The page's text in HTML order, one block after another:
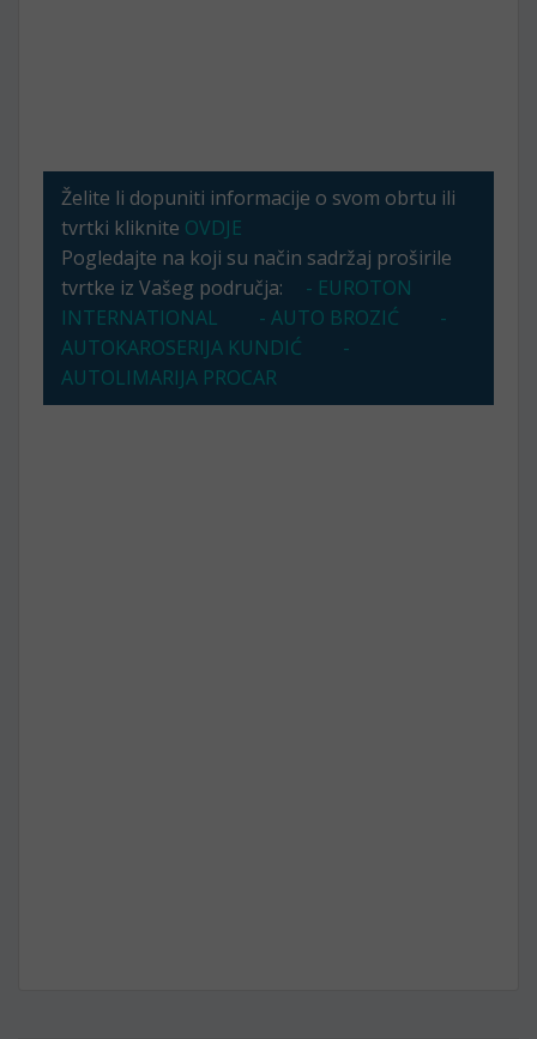
Želite li dopuniti informacije o svom obrtu ili
tvrtki kliknite OVDJE
Pogledajte na koji su način sadržaj proširile
tvrtke iz Vašeg područja:
- EUROTON
INTERNATIONAL
- AUTO BROZIĆ
-
AUTOKAROSERIJA KUNDIĆ
-
AUTOLIMARIJA PROCAR